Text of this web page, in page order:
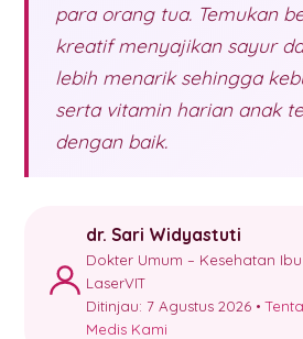
para orang tua. Temukan
kreatif menyajikan sayur
lebih menarik sehingga
serta vitamin harian anak
dengan baik.
dr. Sari Widyastuti
Dokter Umum – Kesehatan
LaserVIT
Ditinjau: 7 Agustus 2026 •
Medis Kami